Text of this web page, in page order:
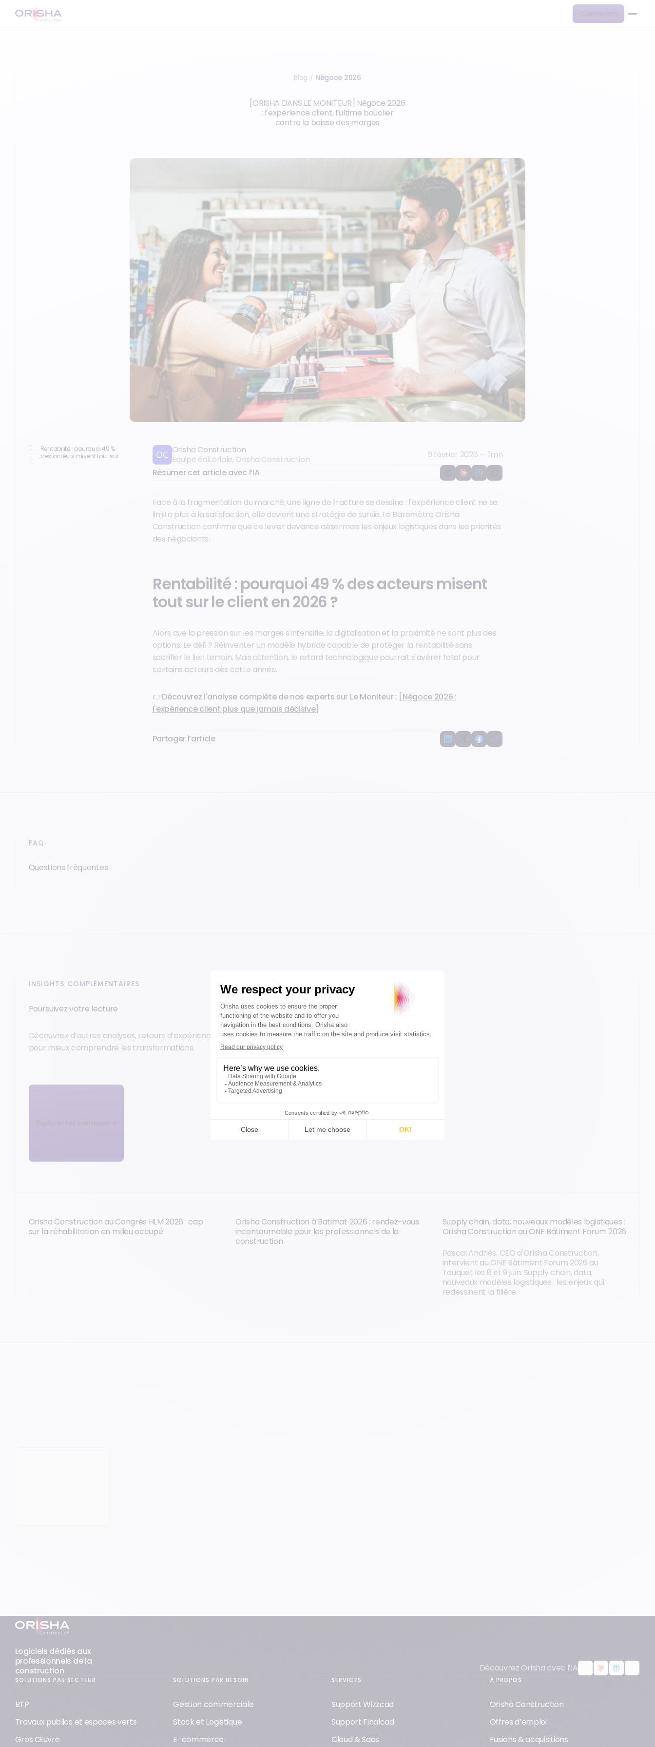
Connexion
Blog / Négoce 2026
[ORISHA DANS LE MONITEUR] Négoce 2026
: l’expérience client, l’ultime bouclier
contre la baisse des marges
Rentabilité : pourquoi 49 %
des acteurs misent tout sur
Orisha Construction
Équipe éditoriale, Orisha Construction
9 février 2026 —1mn
Résumer cet article avec l’IA
Face à la fragmentation du marché, une ligne de fracture se dessine : l’expérience client ne se
limite plus à la satisfaction, elle devient une stratégie de survie. Le Baromètre Orisha
Construction confirme que ce levier devance désormais les enjeux logistiques dans les priorités
des négociants.
Rentabilité : pourquoi 49 % des acteurs misent
tout sur le client en 2026 ?
Alors que la pression sur les marges s'intensifie, la digitalisation et la proximité ne sont plus des
options. Le défi ? Réinventer un modèle hybride capable de protéger la rentabilité sans
sacrifier le lien terrain. Mais attention, le retard technologique pourrait s'avérer fatal pour
certains acteurs dès cette année.
👉Découvrez l'analyse complète de nos experts sur Le Moniteur : [Négoce 2026 :
l'expérience client plus que jamais décisive]
Partager l’article
FAQ
Questions fréquentes
INSIGHTS COMPLÉMENTAIRES
Poursuivez votre lecture
Découvrez d’autres analyses, retours d’expérience et innovations
pour mieux comprendre les transformations.
Explorer les contenus
Orisha Construction au Congrès HLM 2026 : cap
sur la réhabilitation en milieu occupé
Orisha Construction à Batimat 2026 : rendez-vous
incontournable pour les professionnels de la
construction
Supply chain, data, nouveaux modèles logistiques :
Orisha Construction au ONE Bâtiment Forum 2026
Pascal Andriès, CEO d'Orisha Construction,
intervient au ONE Bâtiment Forum 2026 au
Touquet les 8 et 9 juin. Supply chain, data,
nouveaux modèles logistiques : les enjeux qui
redessinent la filière.
Pied-de-page
Logiciels dédiés aux
professionnels de la
construction
Découvrez Orisha avec l’IA
SOLUTIONS PAR SECTEUR
BTP
Travaux publics et espaces verts
Gros Œuvre
SOLUTIONS PAR BESOIN
Gestion commerciale
Stock et Logistique
E-commerce
SERVICES
Support Wizzcad
Support Finalcad
Cloud & Saas
À PROPOS
Orisha Construction
Offres d’emploi
Fusions & acquisitions